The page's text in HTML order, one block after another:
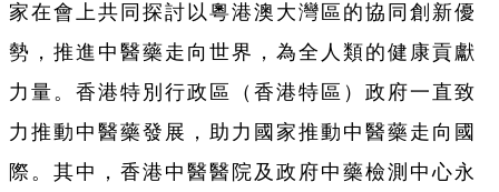
家在會上共同探討以粵港澳大灣區的協同創新優
勢，推進中醫藥走向世界，為全人類的健康貢獻
力量。香港特別行政區（香港特區）政府一直致
力推動中醫藥發展，助力國家推動中醫藥走向國
際。其中，香港中醫醫院及政府中藥檢測中心永